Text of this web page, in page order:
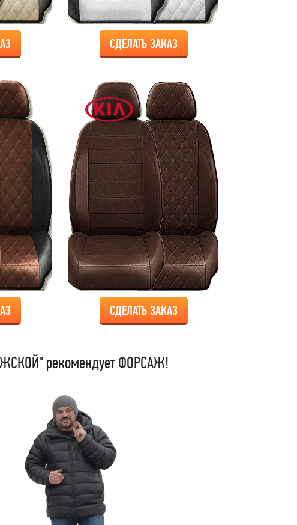
СДЕЛАТЬ ЗАКАЗ
СДЕЛАТЬ ЗАКАЗ
рекомендует ФОРСАЖ!